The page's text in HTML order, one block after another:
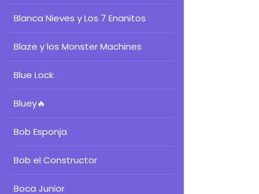
Blanca Nieves y Los 7 Enanitos
Blaze y los Monster Machines
Blue Lock
Bluey🔥
Bob Esponja
Bob el Constructor
Boca Junior